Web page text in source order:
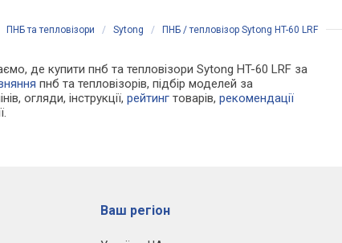
ПНБ та тепловізори / Sytong / ПНБ / тепловізор Sytong HT-60 LRF
де купити пнб та тепловізори Sytong HT-60 LRF за
пнб та тепловізорів, підбір моделей за
огляди, інструкції,рейтинг товарів,рекомендації
Ваш регіон